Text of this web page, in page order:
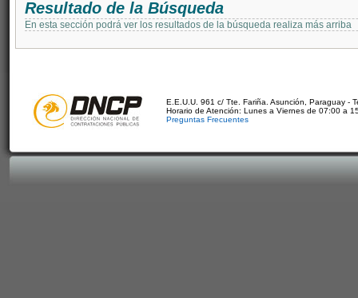
Resultado de la Búsqueda
En esta sección podrá ver los resultados de la búsqueda realiza más arriba
E.E.U.U. 961 c/ Tte. Fariña. Asunción, Paraguay -
Horario de Atención: Lunes a Viernes de 07:00 a
Preguntas Frecuentes